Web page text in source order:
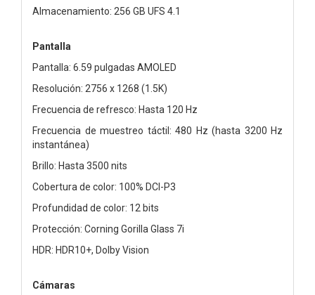
Almacenamiento: 256 GB UFS 4.1
Pantalla
Pantalla: 6.59 pulgadas AMOLED
Resolución: 2756 x 1268 (1.5K)
Frecuencia de refresco: Hasta 120 Hz
Frecuencia de muestreo táctil: 480 Hz (hasta 3200 Hz
instantánea)
Brillo: Hasta 3500 nits
Cobertura de color: 100% DCI-P3
Profundidad de color: 12 bits
Protección: Corning Gorilla Glass 7i
HDR: HDR10+, Dolby Vision
Cámaras